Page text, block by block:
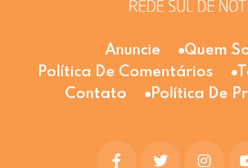
Anuncie
Quem
Política De Comentários
Contato
Política De